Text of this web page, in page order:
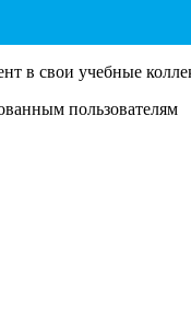
в свои учебные
пользователям